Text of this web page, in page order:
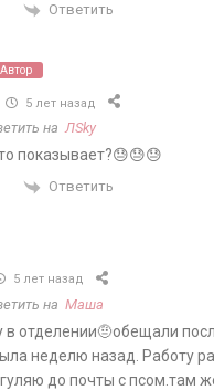
Ответить
Автор
5 лет назад
наЛSky
показывает?😓😓😓
Ответить
5 лет назад
на Маша
в отделении🤨обещали
неделю назад. Работу
до почты с псом.там